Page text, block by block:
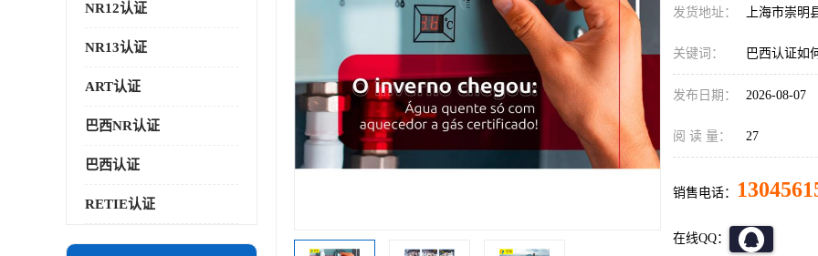
NR12认证
NR13认证
ART认证
巴西NR认证
巴西认证
RETIE认证
发货地址： 上海市崇明
关键词： 巴西认证如
发布日期： 2026-08-07
阅 读 量： 27
销售电话：
在线QQ：